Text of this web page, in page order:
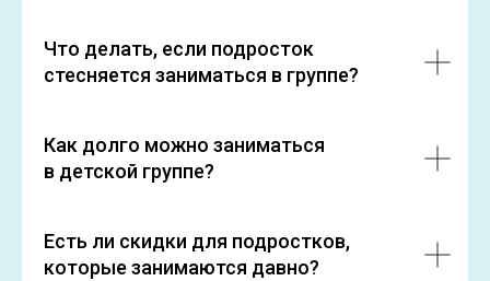
Что делать, если подросток
стесняется заниматься в группе?
Как долго можно заниматься
в детской группе?
Есть ли скидки для подростков,
которые занимаются давно?